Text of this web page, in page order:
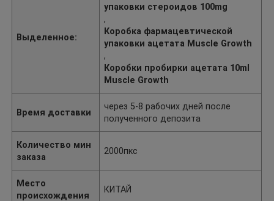
Выделенное:
упаковки стероидов 100mg
,
Коробка фармацевтической
упаковки ацетата Muscle Growth
,
Коробки пробирки ацетата 10ml
Muscle Growth
Время доставки
через 5-8 рабочих дней после
полученного депозита
Количество мин
заказа
2000пкс
Место
происхождения
КИТАЙ